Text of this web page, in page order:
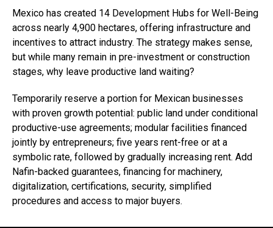
Mexico has created 14 Development Hubs for Well-Being
across nearly 4,900 hectares, offering infrastructure and
incentives to attract industry. The strategy makes sense,
but while many remain in pre-investment or construction
stages, why leave productive land waiting?
Temporarily reserve a portion for Mexican businesses
with proven growth potential: public land under conditional
productive-use agreements; modular facilities financed
jointly by entrepreneurs; five years rent-free or at a
symbolic rate, followed by gradually increasing rent. Add
Nafin-backed guarantees, financing for machinery,
digitalization, certifications, security, simplified
procedures and access to major buyers.